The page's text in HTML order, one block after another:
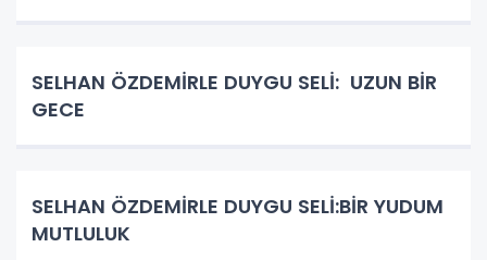
SELHAN ÖZDEMİRLE DUYGU SELİ: UZUN BİR
GECE
SELHAN ÖZDEMİRLE DUYGU SELİ:BİR YUDUM
MUTLULUK